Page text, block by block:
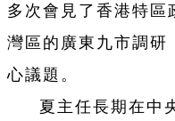
多次會見了香港特區
灣區的廣東九市調研
心議題。
夏主任長期在中